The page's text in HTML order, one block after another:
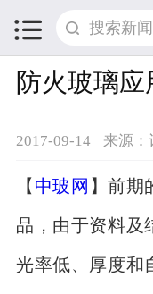

防火玻璃应
2017-09-14 来源：
【 中玻网 】前期
品，由于资料及
光率低、厚度和